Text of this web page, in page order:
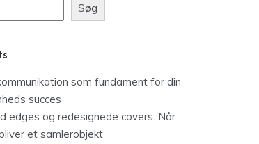
Søg
som fundament for din
succes
edges og redesignede covers: Når
et samlerobjekt